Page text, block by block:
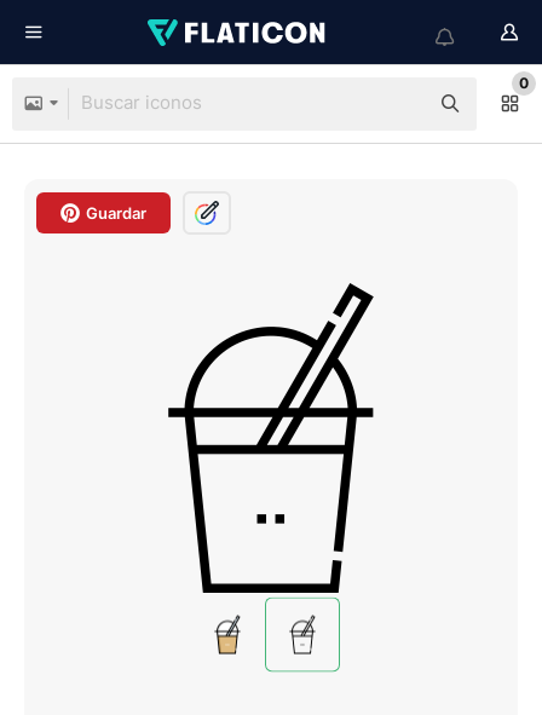
0
Guardar